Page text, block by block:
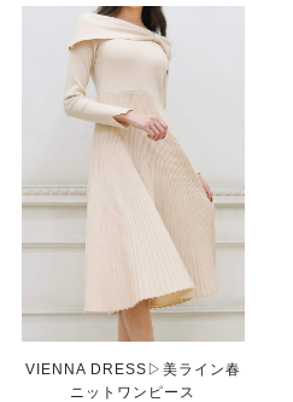
VIENNA DRESS▷美ライン春
ニットワンピース